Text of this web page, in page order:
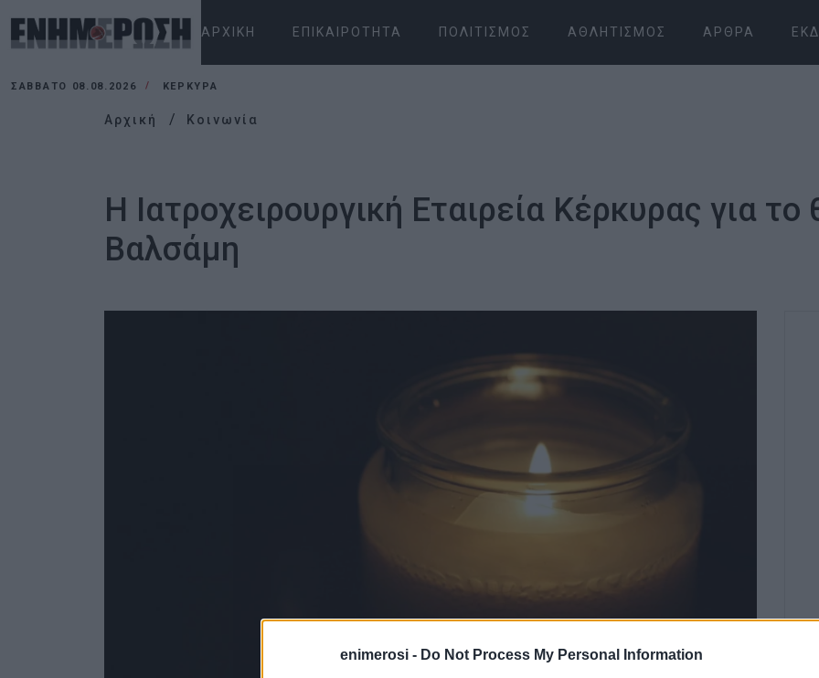
enimerosi - Do Not Process My Personal Information
ΑΡΧΙΚΉ ΕΠΙΚΑΙΡΌΤΗΤΑ ΠΟΛΙΤΙΣΜΌΣ ΑΘΛΗΤΙΣΜΌΣ ΆΡΘΡΑ
ΣΆΒΒΑΤΟ 08.08.2026 ΚΕΡΚΥΡΑ
Αρχική Κοινωνία
Η Ιατροχειρουργική Εταιρεία Κέρκυρας για
Βαλσάμη